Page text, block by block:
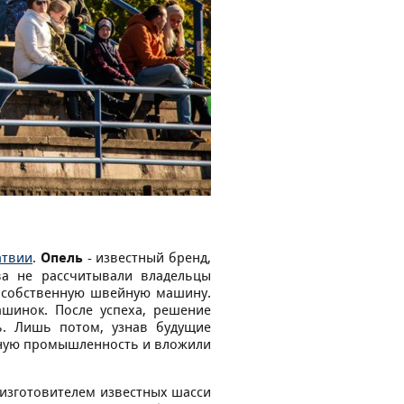
. Опель- известный бренд,
не рассчитывали владельцы
швейную машину.
После успеха, решение
Лишь потом, узнав будущие
промышленность и вложили
известных шасси